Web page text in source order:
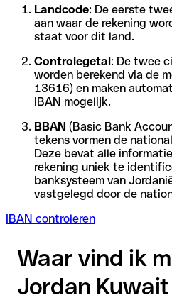
Landcode: De eerste
aan waar de rekening
staat voor dit land.
Controlegetal: De twee
worden berekend via de
13616) en maken
IBAN mogelijk.
BBAN (Basic Bank
tekens vormen de
Deze bevat alle
rekening uniek te
banksysteem van
vastgelegd door de
IBAN controleren
Waar vind ik
Jordan